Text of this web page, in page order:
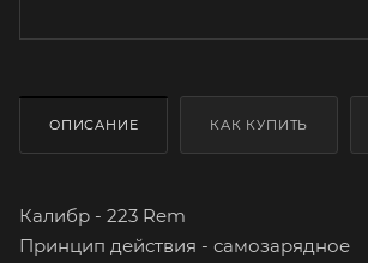
ОПИСАНИЕ КАК КУПИТЬ
Калибр - 223 Rem
Принцип действия - самозарядное